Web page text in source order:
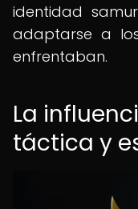
identidad
adaptarse a
enfrentaban.
La
táctica y